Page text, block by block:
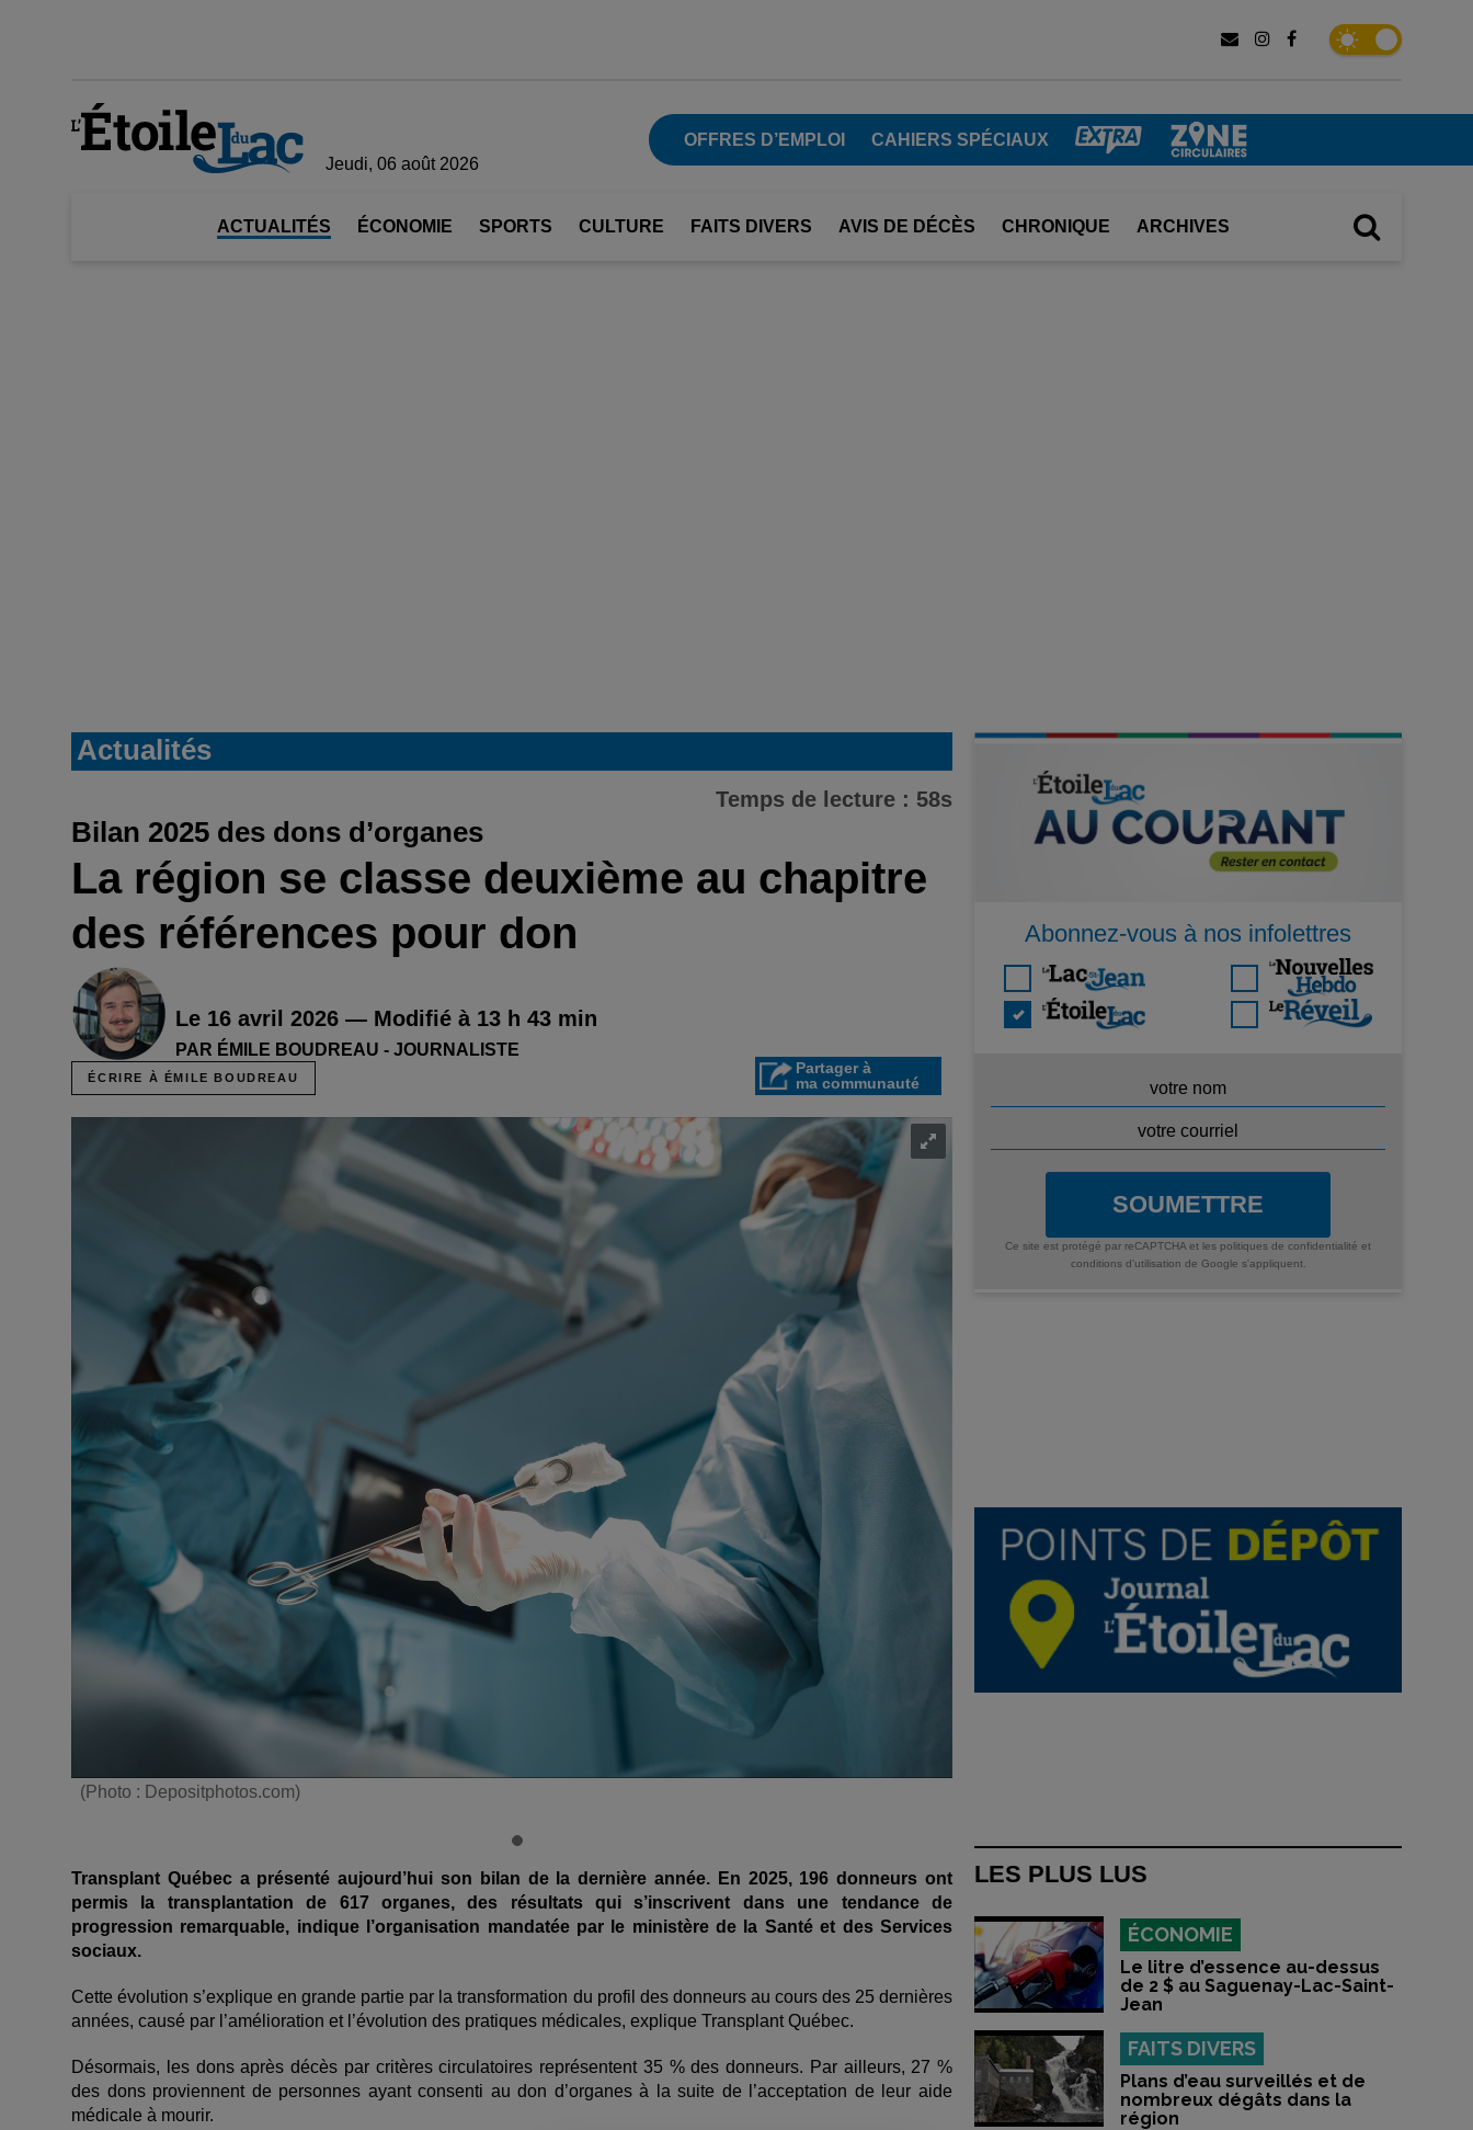
Jeudi, 06 août 2026
OFFRES D’EMPLOI CAHIERS SPÉCIAUX
ACTUALITÉS ÉCONOMIE SPORTS CULTURE FAITS DIVERS AVIS DE DÉCÈS CHRONIQUE ARCHIVES
Actualités
Temps de lecture : 58s
Bilan 2025 des dons d’organes
La région se classe deuxième au chapitre
des références pour don
Le 16 avril 2026 — Modifié à 13 h 43 min
PAR ÉMILE BOUDREAU - JOURNALISTE
ÉCRIRE À ÉMILE BOUDREAU
Partager à
ma communauté
(Photo : Depositphotos.com)
Transplant Québec a présenté aujourd’hui son bilan de la dernière année. En 2025, 196 donneurs ont
permis la transplantation de 617 organes, des résultats qui s’inscrivent dans une tendance de
progression remarquable, indique l’organisation mandatée par le ministère de la Santé et des Services
sociaux.
Cette évolution s’explique en grande partie par la transformation du profil des donneurs au cours des 25 dernières
années, causé par l’amélioration et l’évolution des pratiques médicales, explique Transplant Québec.
Désormais, les dons après décès par critères circulatoires représentent 35 % des donneurs. Par ailleurs, 27 %
des dons proviennent de personnes ayant consenti au don d’organes à la suite de l’acceptation de leur aide
médicale à mourir.
Abonnez-vous à nos infolettres
SOUMETTRE
Ce site est protégé par reCAPTCHA et les politiques de confidentialité et
conditions d'utilisation de Google s'appliquent.
LES PLUS LUS
ÉCONOMIE
Le litre d’essence au-dessus
de 2 $ au Saguenay-Lac-Saint-
Jean
FAITS DIVERS
Plans d’eau surveillés et de
nombreux dégâts dans la
région